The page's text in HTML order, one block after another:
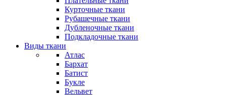
Курточные ткани
Рубашечные ткани
Дубленочные ткани
Подкладочные ткани
Виды ткани
Атлас
Бархат
Батист
Букле
Вельвет